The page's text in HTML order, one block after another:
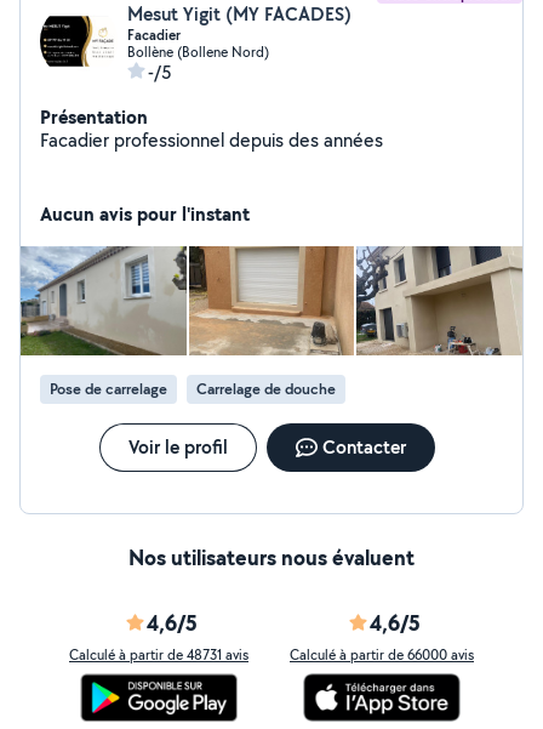
Mesut Yigit (MY FACADES)
Facadier
Bollène (Bollene Nord)
-/5
Présentation
Facadier professionnel depuis des années
Aucun avis pour l'instant
Pose de carrelage Carrelage de douche
Voir le profil Contacter
Nos utilisateurs nous évaluent
4,6/5
Calculé à partir de 48731 avis
4,6/5
Calculé à partir de 66000 avis